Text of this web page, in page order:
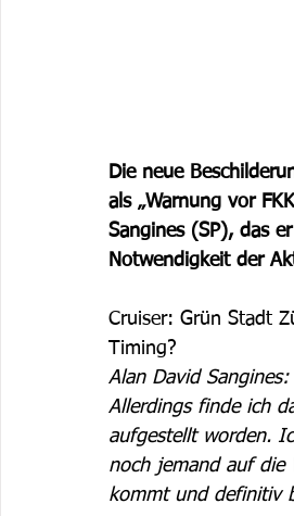
Die neue
als „Warnung vor
Sangines (SP), das
Notwendigkeit der
Cruiser: Grün Stadt
Timing?
Alan David
Allerdings finde ich
aufgestellt worden.
noch jemand auf die
kommt und definitiv